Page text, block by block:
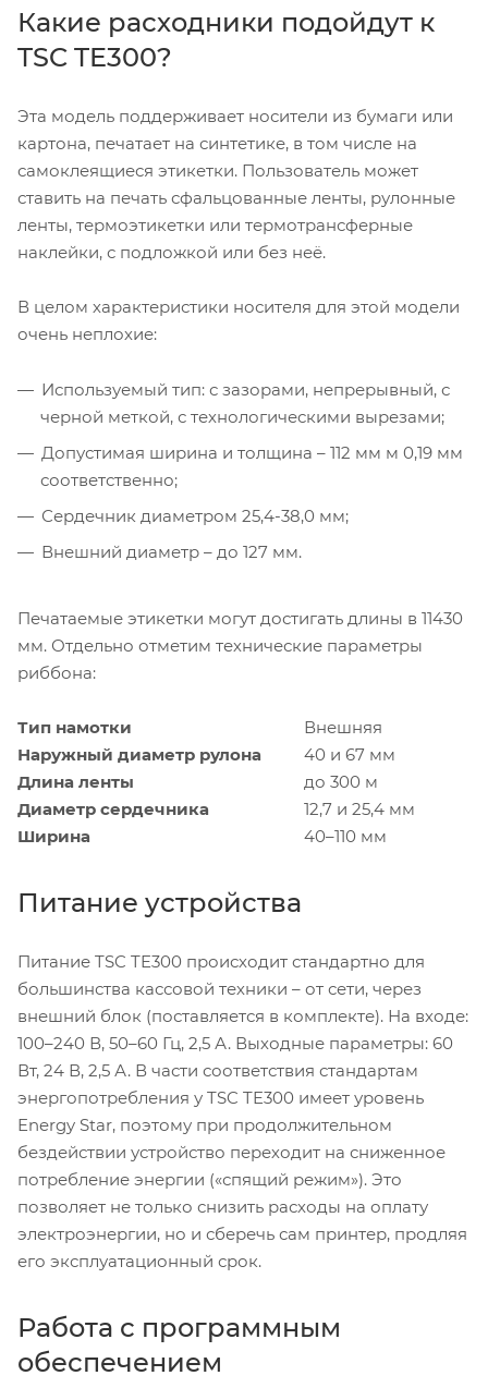
Какие расходники подойдут к
TSC TE300?
Эта модель поддерживает носители из бумаги или
картона, печатает на синтетике, в том числе на
самоклеящиеся этикетки. Пользователь может
ставить на печать сфальцованные ленты, рулонные
ленты, термоэтикетки или термотрансферные
наклейки, с подложкой или без неё.
В целом характеристики носителя для этой модели
очень неплохие:
Используемый тип: с зазорами, непрерывный, с
черной меткой, с технологическими вырезами;
Допустимая ширина и толщина – 112 мм м 0,19 мм
соответственно;
Сердечник диаметром 25,4-38,0 мм;
Внешний диаметр – до 127 мм.
Печатаемые этикетки могут достигать длины в 11430
мм. Отдельно отметим технические параметры
риббона:
Тип намотки
Внешняя
Наружный диаметр рулона
40 и 67 мм
Длина ленты
до 300 м
Диаметр сердечника
12,7 и 25,4 мм
Ширина
40–110 мм
Питание устройства
Питание TSC TE300 происходит стандартно для
большинства кассовой техники – от сети, через
внешний блок (поставляется в комплекте). На входе:
100–240 В, 50–60 Гц, 2,5 А. Выходные параметры: 60
Вт, 24 В, 2,5 А. В части соответствия стандартам
энергопотребления у TSC TE300 имеет уровень
Energy Star, поэтому при продолжительном
бездействии устройство переходит на сниженное
потребление энергии («спящий режим»). Это
позволяет не только снизить расходы на оплату
электроэнергии, но и сберечь сам принтер, продляя
его эксплуатационный срок.
Работа с программным
обеспечением